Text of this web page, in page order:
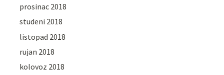
prosinac 2018
studeni 2018
listopad 2018
rujan 2018
kolovoz 2018